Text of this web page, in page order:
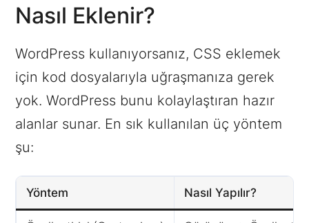
Nasıl Eklenir?
WordPress kullanıyorsanız, CSS eklemek
için kod dosyalarıyla uğraşmanıza gerek
yok. WordPress bunu kolaylaştıran hazır
alanlar sunar. En sık kullanılan üç yöntem
şu:
Yöntem Nasıl Yapılır?